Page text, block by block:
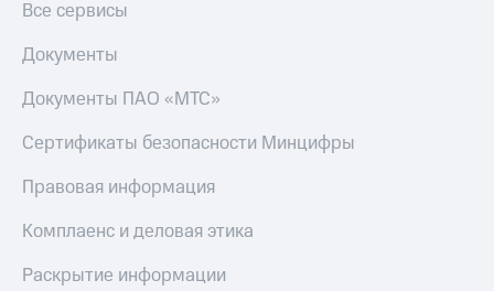
Все сервисы
Документы
Документы ПАО «МТС»
Сертификаты безопасности Минцифры
Правовая информация
Комплаенс и деловая этика
Раскрытие информации